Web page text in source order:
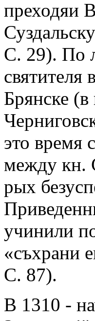
преходяи
С. 29). По
святителя
Брянске
это время
между кн.
рых
учинили
«съхрани
С. 87).
В 1310 -